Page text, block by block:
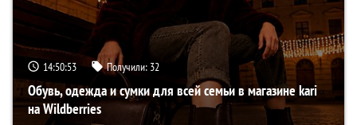
14:50:52 Получили: 32
Обувь, одежда и сумки для всей семьи в магазине kari
на Wildberries